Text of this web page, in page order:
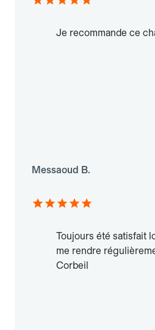
Je recommande ce
Messaoud B.
Toujours été satisfait
me rendre
Corbeil